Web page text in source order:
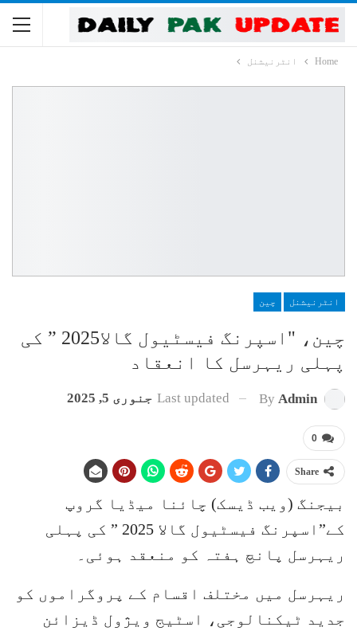
Home انٹرنیشنل
انٹرنیشنل چین
چین، "اسپرنگ فیسٹیول گالا2025 ” کی
پہلی ریہرسل کا انعقاد
By Admin
Last updated جنوری 5, 2025
0
Share
بیجنگ (ویب ڈیسک) چائنا میڈیا گروپ
کے”اسپرنگ فیسٹیول گالا 2025 ” کی پہلی
ریہرسل پانچ ہفتہ کو منعقد ہوئی۔
ریہرسل میں مختلف اقسام کے پروگراموں کو
جدید ٹیکنالوجی، اسٹیج ویژول ڈیزائن